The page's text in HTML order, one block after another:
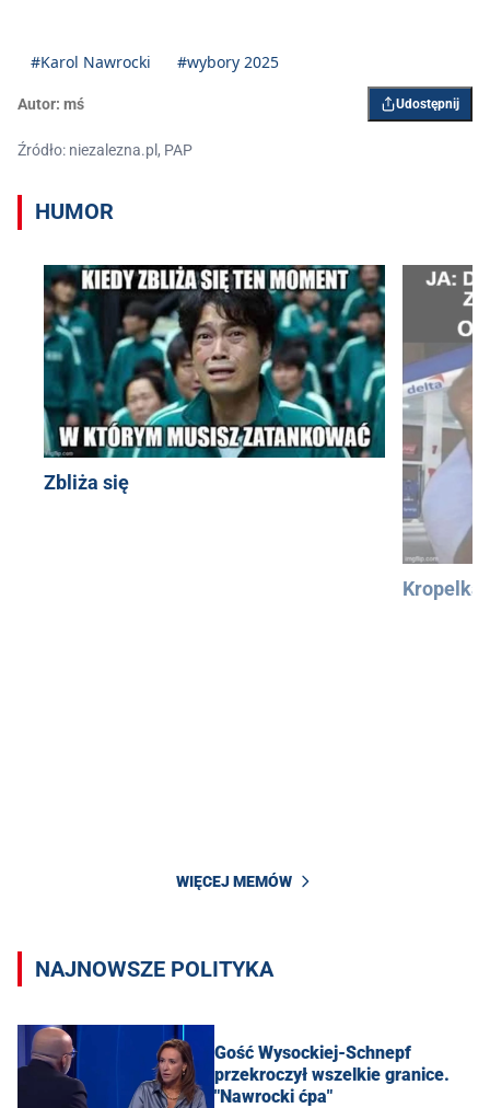
#Karol Nawrocki #wybory 2025
Autor: mś Udostępnij
Źródło: niezalezna.pl, PAP
HUMOR
Zbliża się
Kropelka
WIĘCEJ MEMÓW
NAJNOWSZE POLITYKA
Gość Wysockiej-Schnepf
przekroczył wszelkie granice.
"Nawrocki ćpa"